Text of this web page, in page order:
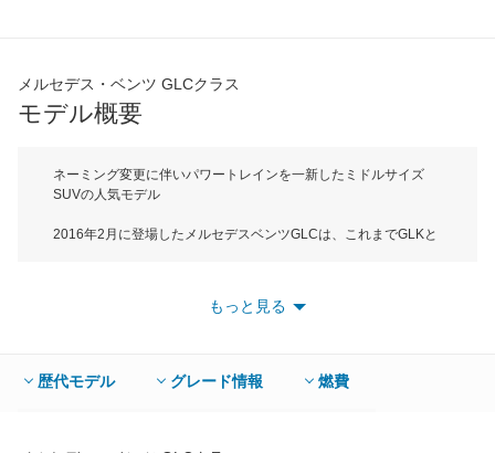
メルセデス・ベンツ GLCクラス
モデル概要
ネーミング変更に伴いパワートレインを一新したミドルサイズ
SUVの人気モデル
2016年2月に登場したメルセデスベンツGLCは、これまでGLKと
クラスと同等の安全/快適装備を備えるという意味も込められてい
内空間が広くなり、快適性が向上したボディはCd値0.31という優
れた空力特性を実現し、燃費効率を高めている。搭載されている
もっと見る
歴代モデル グレード情報 燃費